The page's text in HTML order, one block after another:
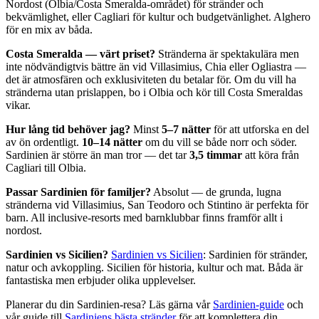
Nordost (Olbia/Costa Smeralda-området) för stränder och
bekvämlighet, eller Cagliari för kultur och budgetvänlighet. Alghero
för en mix av båda.
Costa Smeralda — värt priset? Stränderna är spektakulära men
inte nödvändigtvis bättre än vid Villasimius, Chia eller Ogliastra —
det är atmosfären och exklusiviteten du betalar för. Om du vill ha
stränderna utan prislappen, bo i Olbia och kör till Costa Smeraldas
vikar.
Hur lång tid behöver jag? Minst 5–7 nätter för att utforska en del
av ön ordentligt. 10–14 nätter om du vill se både norr och söder.
Sardinien är större än man tror — det tar3,5 timmar att köra från
Cagliari till Olbia.
Passar Sardinien för familjer? Absolut — de grunda, lugna
stränderna vid Villasimius, San Teodoro och Stintino är perfekta för
barn. All inclusive-resorts med barnklubbar finns framför allt i
nordost.
Sardinien vs Sicilien? Sardinien vs Sicilien: Sardinien för stränder,
natur och avkoppling. Sicilien för historia, kultur och mat. Båda är
fantastiska men erbjuder olika upplevelser.
Planerar du din Sardinien-resa? Läs gärna vår Sardinien-guide och